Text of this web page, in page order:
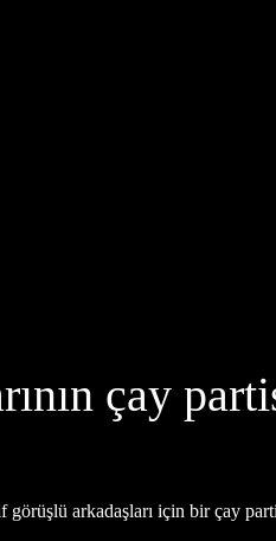
çay
arkadaşları için bir çay